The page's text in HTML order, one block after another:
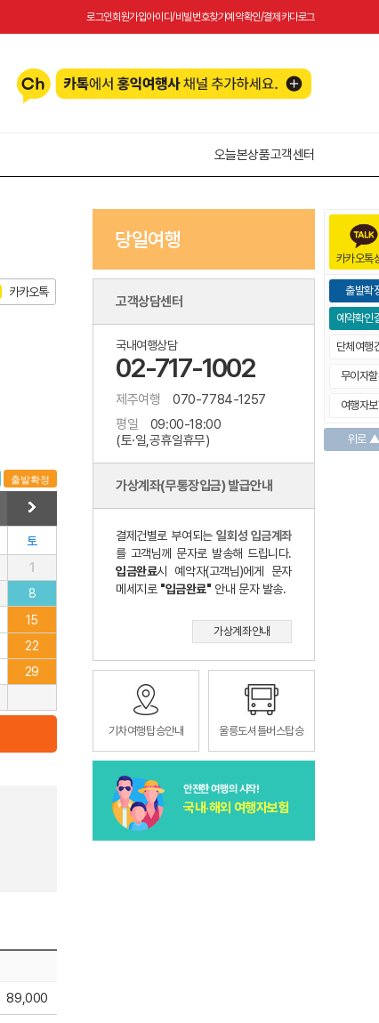
로그인회원가입아이디/비빌번호찾기예약확인/결제 카다로그
오늘본상품고객센터
카카오톡
출발확
예약확인
단체여행
무이자
여행자
위로
카카오톡
토
1
8
15
22
29
89,000
당일여행
고객상담센터
국내여행상담
02-717-1002
제주여행
070-7784-1257
평일
09:00-18:00
(토·일,공휴일휴무)
가상계좌(무통장입금) 발급안내
결제건별로 부여되는일회성 입금계좌
를 고객님께 문자로 발송해 드립니다.
입금완료시 예악자(고객님)에게 문자
메세지로 "입금완료" 안내 문자 발송.
가상계좌안내
기차여행탑승안내 울릉도셔틀버스탑승
안전한 여행의 시작!
국내·해외 여행자보험